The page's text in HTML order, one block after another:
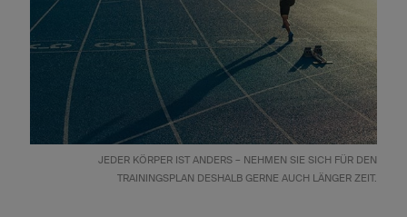
JEDER KÖRPER IST ANDERS – NEHMEN SIE SICH FÜR DEN
TRAININGSPLAN DESHALB GERNE AUCH LÄNGER ZEIT.